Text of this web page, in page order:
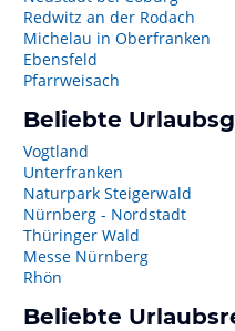
Redwitz an der Rodach
Michelau in Oberfranken
Ebensfeld
Pfarrweisach
Beliebte
Vogtland
Unterfranken
Naturpark Steigerwald
Nürnberg - Nordstadt
Thüringer Wald
Messe Nürnberg
Rhön
Beliebte